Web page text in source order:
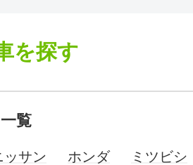
を探す
覧
ッサン ホンダ
ミツビシ